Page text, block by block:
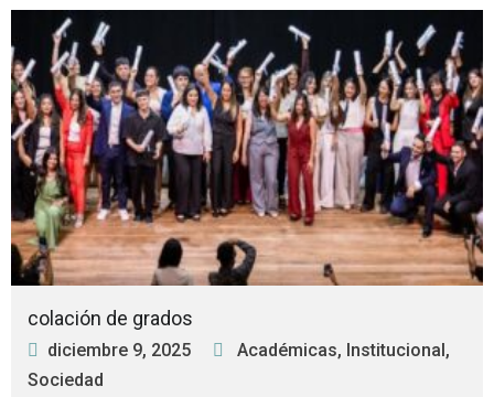
colación de grados
diciembre 9, 2025 Académicas, Institucional,
Sociedad